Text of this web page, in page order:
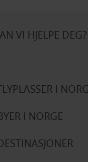
VI HJELPE DEG?
I
I NORGE